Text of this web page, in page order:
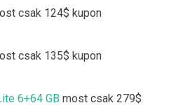
csak 124$ kupon
csak 135$ kupon
6+64 GB most csak 279$